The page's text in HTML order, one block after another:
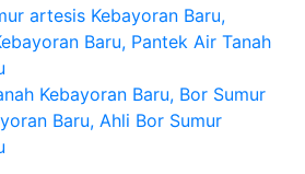
artesis Kebayoran Baru,
Baru, Pantek Air Tanah
Kebayoran Baru, Bor Sumur
Baru, Ahli Bor Sumur